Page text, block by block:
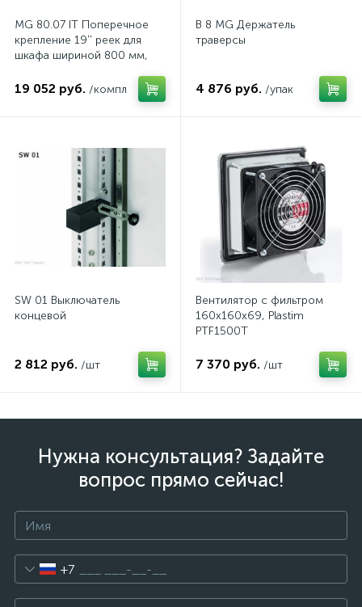
MG 80.07 IT Поперечное
крепление 19'' реек для
шкафа шириной 800 мм,
19 052 руб. /компл
B 8 MG Держатель
траверсы
4 876 руб. /упак
SW 01 Выключатель
концевой
2 812 руб. /шт
Вентилятор с фильтром
160x160x69, Plastim
PTF1500T
7 370 руб. /шт
Нужна консультация? Задайте
вопрос прямо сейчас!
+7